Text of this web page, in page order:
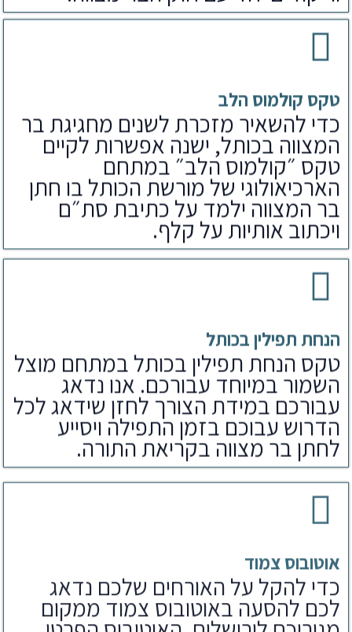
טקס קולמוס הלב
כדי להשאיר מזכרת לשנים מחגיגת בר
המצווה בכותל, ישנה אפשרות לקיים
טקס ״קולמוס הלב״ במתחם
הארכיאולוגי של מורשת הכותל בו חתן
בר המצווה ילמד על כתיבת סת״ם
ויכתוב אותיות על קלף.
הנחת תפילין בכותל
טקס הנחת תפילין בכותל במתחם מוצל
השמור במיוחד עבורכם. אנו נדאג
עבורכם במידת הצורך לחזן שידאג לכל
הדרוש עבוכם בזמן התפילה ויסייע
לחתן בר מצווה בקריאת התורה.
כדי להקל על האורחים שלכם נדאג
לכם להסעה באוטובוס צמוד ממקום
מגוריכם לירושלים. האוטובוס הפרטי